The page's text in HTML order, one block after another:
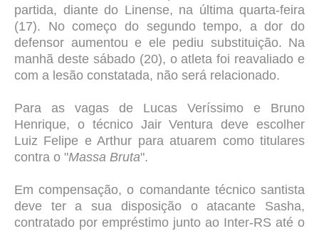
partida, diante do Linense, na última quarta-feira
(17). No começo do segundo tempo, a dor do
defensor aumentou e ele pediu substituição. Na
manhã deste sábado (20), o atleta foi reavaliado e
com a lesão constatada, não será relacionado.
Para as vagas de Lucas Veríssimo e Bruno
Henrique, o técnico Jair Ventura deve escolher
Luiz Felipe e Arthur para atuarem como titulares
contra o "Massa Bruta".
Em compensação, o comandante técnico santista
deve ter a sua disposição o atacante Sasha,
contratado por empréstimo junto ao Inter-RS até o